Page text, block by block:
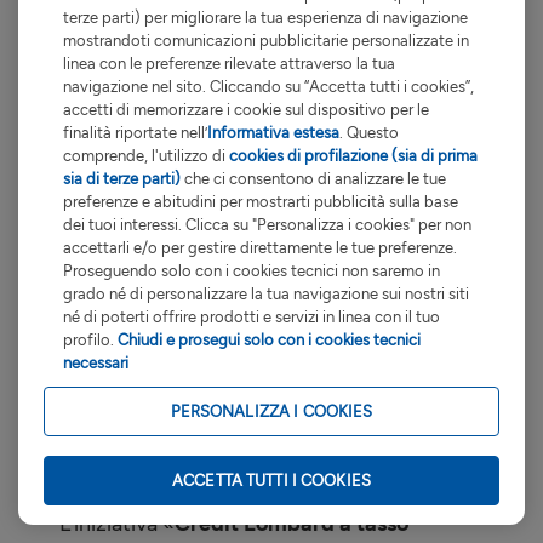
vostro investimento in strumenti finanziari.
Per rischio inflazione si intende la possibilità
che l'aumento del costo della vita riduca o
annulli i rendimenti o il valore di un
determinato investimento, in termini reali.
Le commissioni di negoziazione indicate
per la compravendita di strumenti finanziari
si riferiscono soltanto alle operazioni
disposte online.
Nei casi in cui la divisa di negoziazione dello
strumento dovesse risultare differente
rispetto a quella del conto di regolamento
delle operazioni, la Banca applica un tasso
di cambio che incorpora una componente
di costo sotto forma di spread (differente in
funzione delle divise utilizzate).Dettagli
L’iniziativa «Credit Lombard a tasso
terze parti) per migliorare la tua esperienza di navigazione
mostrandoti comunicazioni pubblicitarie personalizzate in
linea con le preferenze rilevate attraverso la tua
navigazione nel sito. Cliccando su “Accetta tutti i cookies”,
accetti di memorizzare i cookie sul dispositivo per le
finalità riportate nell’Informativa estesa. Questo
comprende, l'utilizzo di cookies di profilazione (sia di prima
sia di terze parti)che ci consentono di analizzare le tue
preferenze e abitudini per mostrarti pubblicità sulla base
dei tuoi interessi. Clicca su "Personalizza i cookies" per non
accettarli e/o per gestire direttamente le tue preferenze.
Proseguendo solo con i cookies tecnici non saremo in
grado né di personalizzare la tua navigazione sui nostri siti
né di poterti offrire prodotti e servizi in linea con il tuo
profilo. Chiudi e prosegui solo con i cookies tecnici
necessari
PERSONALIZZA I COOKIES
ACCETTA TUTTI I COOKIES